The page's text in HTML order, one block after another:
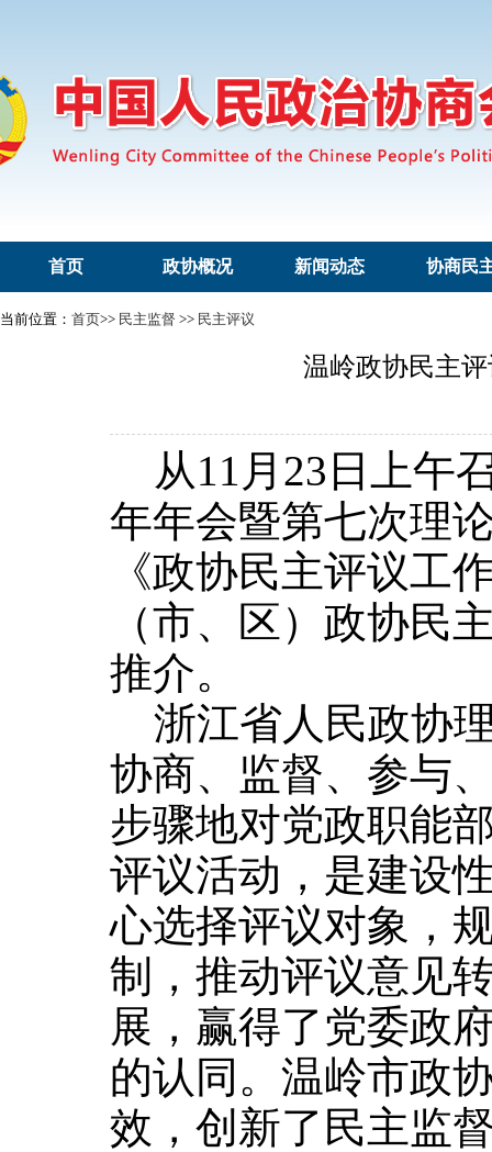
首页 政协概况 新闻动态 协商民
当前位置： 首页>> 民主监督 >> 民主评议
温岭政协民主
从11月23日上午
年年会暨第七次理
《政协民主评议工
（市、区）政协民
推介。
浙江省人民政协
协商、监督、参与
步骤地对党政职能
评议活动，是建设
心选择评议对象，
制，推动评议意见
展，赢得了党委政
的认同。温岭市政
效，创新了民主监